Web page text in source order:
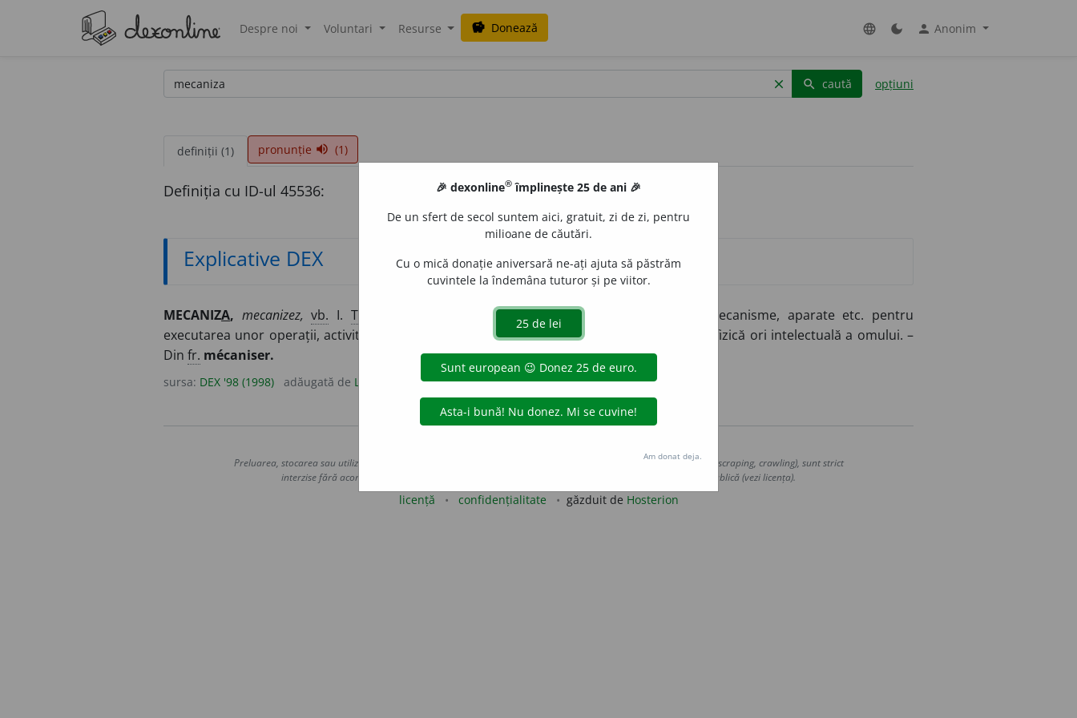
Despre noi Voluntari Resurse savings Donează language dark_mode person Anonim
clear search caută opțiuni
definiții (1) pronunție volume_up (1)
Definiția cu ID-ul 45536:
Explicative DEX
MECANIZA, mecanizez, vb. I. Tranz.
A introduce în procesele de producție mașini, mecanisme, aparate etc. pentru
executarea unor operații, activități, cu scopul de a înlocui sau a face mai eficientă munca fizică ori intelectuală a omului. –
Din fr. mécaniser.
sursa: DEX '98 (1998) adăugată de LauraGellner acțiuni
Preluarea, stocarea sau utilizarea datelor de pe acest site, inclusiv prin orice metode de extragere automată (web scraping, crawling), sunt strict
interzise fără acordul nostru prealabil scris, cu excepția seturilor de date oferite oficial spre utilizare publică (vezi licența).
licență confidențialitate găzduit de Hosterion
🎉 dexonline® împlinește 25 de ani 🎉
De un sfert de secol suntem aici, gratuit, zi de zi, pentru
milioane de căutări.
Cu o mică donație aniversară ne-ați ajuta să păstrăm
cuvintele la îndemâna tuturor și pe viitor.
Am donat deja.